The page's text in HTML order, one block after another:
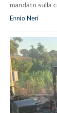
mandato sulla
Ennio Neri